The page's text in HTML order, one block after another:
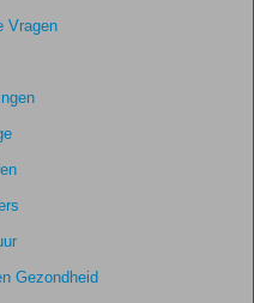
Vragen
Gezondheid